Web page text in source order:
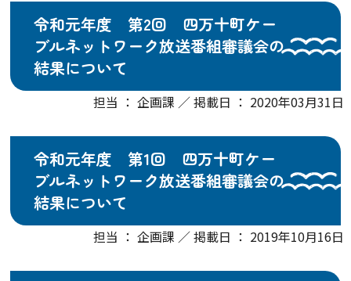
令和元年度 第2回 四万十町ケー
ブルネットワーク放送番組審議会の
結果について
担当 ： 企画課 ／ 掲載日 ： 2020年03月31日
令和元年度 第1回 四万十町ケー
ブルネットワーク放送番組審議会の
結果について
担当 ： 企画課 ／ 掲載日 ： 2019年10月16日